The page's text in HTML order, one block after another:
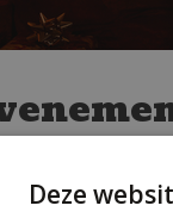
de
Deze